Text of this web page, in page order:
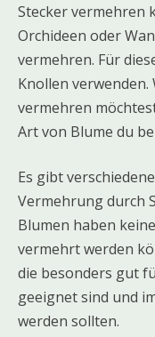
Stecker vermehren
Orchideen oder
vermehren. Für
Knollen
vermehren
Art von Blume du
Es gibt
Vermehrung durch
Blumen haben
vermehrt werden
die besonders gut
geeignet sind und
werden sollten.